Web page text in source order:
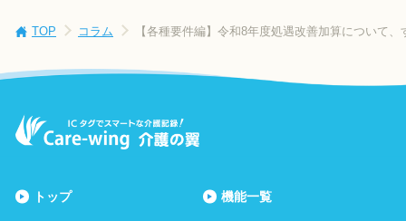
TOP コラム 【各種要件編】令和8年度処遇改善加算について
トップ 機能一覧